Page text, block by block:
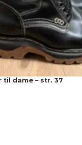
til dame – str. 37